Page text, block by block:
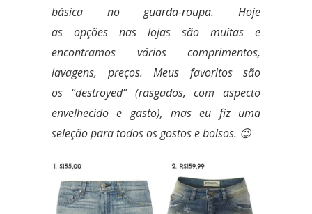
básica no guarda-roupa. Hoje
as opções nas lojas são muitas e
encontramos vários comprimentos,
lavagens, preços. Meus favoritos são
os “destroyed” (rasgados, com aspecto
envelhecido e gasto), mas eu fiz uma
seleção para todos os gostos e bolsos. 😉